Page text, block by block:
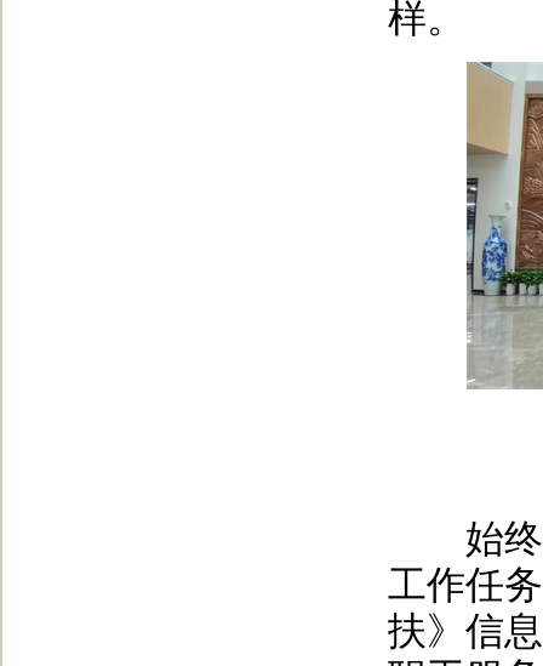
样。
始终把
工作任
扶》信